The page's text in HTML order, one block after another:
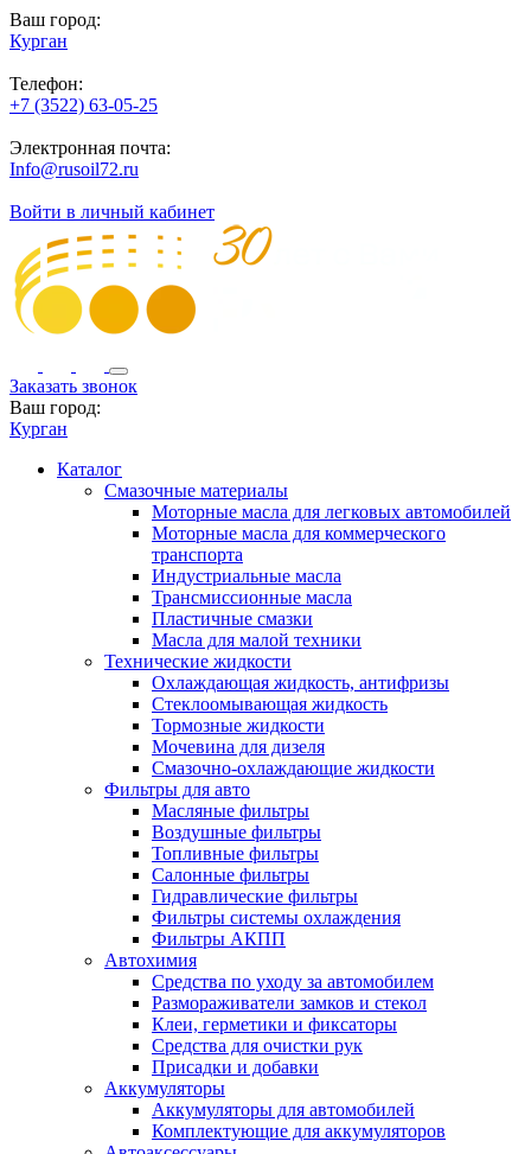
Ваш город:
Курган
Телефон:
+7 (3522) 63-05-25
Электронная почта:
Info@rusoil72.ru
Войти в личный кабинет
Заказать звонок
Ваш город:
Курган
Каталог
Смазочные материалы
Моторные масла для легковых автомобилей
Моторные масла для коммерческого
транспорта
Индустриальные масла
Трансмиссионные масла
Пластичные смазки
Масла для малой техники
Технические жидкости
Охлаждающая жидкость, антифризы
Стеклоомывающая жидкость
Тормозные жидкости
Мочевина для дизеля
Смазочно-охлаждающие жидкости
Фильтры для авто
Масляные фильтры
Воздушные фильтры
Топливные фильтры
Салонные фильтры
Гидравлические фильтры
Фильтры системы охлаждения
Фильтры АКПП
Автохимия
Средства по уходу за автомобилем
Размораживатели замков и стекол
Клеи, герметики и фиксаторы
Средства для очистки рук
Присадки и добавки
Аккумуляторы
Аккумуляторы для автомобилей
Комплектующие для аккумуляторов